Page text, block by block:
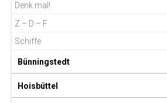
Denk mal!
Z – D – F
Schiffe
Bünningstedt
Hoisbüttel